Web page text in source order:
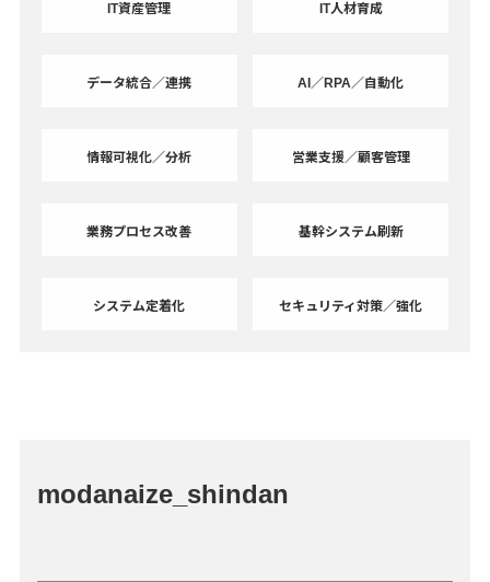
IT資産管理 IT人材育成
データ統合／連携 AI／RPA／自動化
情報可視化／分析 営業支援／顧客管理
業務プロセス改善 基幹システム刷新
システム定着化 セキュリティ対策／強化
modanaize_shindan